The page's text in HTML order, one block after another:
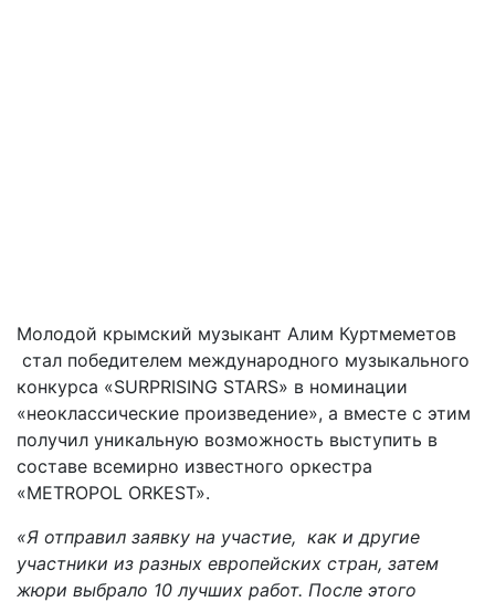
Молодой крымский музыкант Алим Куртмеметов
стал победителем международного музыкального
конкурса «SURPRISING STARS» в номинации
«неоклассические произведение», а вместе с этим
получил уникальную возможность выступить в
составе всемирно известного оркестра
«METROPOL ORKEST».
«Я отправил заявку на участие, как и другие
участники из разных европейских стран, затем
жюри выбрало 10 лучших работ. После этого